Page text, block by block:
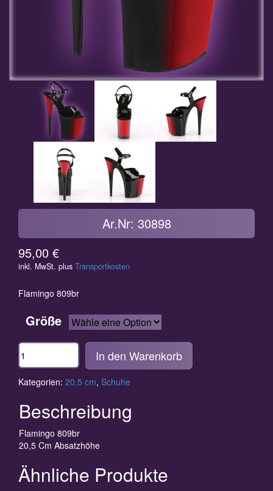
Ar.Nr: 30898
95,00 €
inkl. MwSt. plus Transportkosten
Flamingo 809br
Größe
Anzahl In den Warenkorb
Kategorien: 20.5 cm, Schuhe
Beschreibung
Flamingo 809br
20,5 Cm Absatzhöhe
Ähnliche Produkte